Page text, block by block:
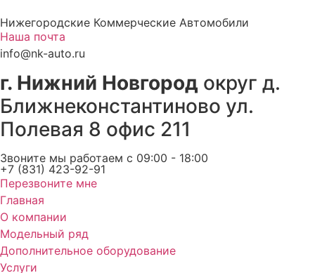
к
содержимому
Нижегородские Коммерческие Автомобили
Наша почта
info@nk-auto.ru
г. Нижний Новгород округ д.
Ближнеконстантиново ул.
Полевая 8 офис 211
Звоните мы работаем c 09:00 - 18:00
+7 (831) 423-92-91
Перезвоните мне
Главная
О компании
Модельный ряд
Дополнительное оборудование
Услуги